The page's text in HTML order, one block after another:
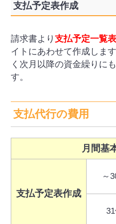
支払予定表作成
請求書より支払予定一覧表
イトにあわせて作成しま
く次月以降の資金繰りに
す。
支払代行の費用
月間基
支払予定表作成
～